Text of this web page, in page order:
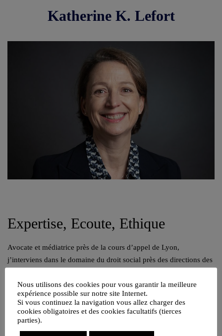
Katherine K. Lefort
Expertise, Ecoute, Ethique
Avocate et médiatrice près de la cours d’appel de Lyon,
j’interviens dans le domaine du droit social près des directions des
dirigeants.
04 82 53 71 51
Contacter par mail
Nous utilisons des cookies pour vous garantir la meilleure
expérience possible sur notre site Internet.
Si vous continuez la navigation vous allez charger des
cookies obligatoires et des cookies facultatifs (tierces
parties).